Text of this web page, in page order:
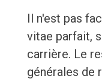
Il n'est pas
vitae parfait,
carrière. Le
générales de